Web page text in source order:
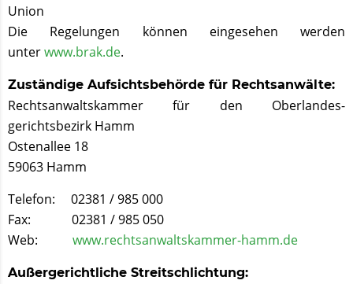
Union
Die Regelungen können eingesehen werden
unterwww.brak.de.
Zuständige Aufsichtsbehörde für Rechts­anwälte:
Rechtsanwaltskammer für den Ober­landes­
gerichtsbezirk Hamm
Ostenallee 18
59063 Hamm
Telefon: 02381 / 985 000
Fax: 02381 / 985 050
Web: www.rechtsanwaltskammer-hamm.de
Außergerichtliche Streitschlichtung: